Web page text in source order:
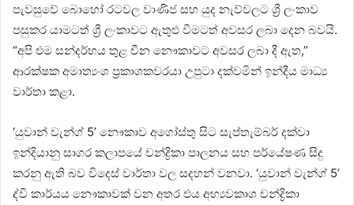
පැවසුවේ බොහෝ රටවල වාණිජ සහ යුද නැව්වලට ශ්‍රී ලංකාව
පසුකර යාමටත් ශ්‍රී ලංකාවට ඇතුළු වීමටත් අවසර ලබා දෙන බවයි.
“අපි එම සන්දර්භය තුළ චීන නෞකාවට අවසර ලබා දී ඇත,”
ආරක්ෂක අමාත්‍යංශ ප්‍රකාශකවරයා උපුටා දක්වමින් ඉන්දීය මාධ්‍ය
වාර්තා කළා.
‘යුවාන් වැන්ග් 5’ නෞකාව අගෝස්තු සිට සැප්තැම්බර් දක්වා
ඉන්දියානු සාගර කලාපයේ චන්ද්‍රිකා පාලනය සහ පර්යේෂණ සිදු
කරනු ඇති බව විදෙස් වාර්තා වල සදහන් වනවා. ‘යුවාන් වැන්ග් 5’
ද්වි කාර්යය නෞකාවක් වන අතර එය අභ්‍යවකාශ චන්ද්‍රිකා